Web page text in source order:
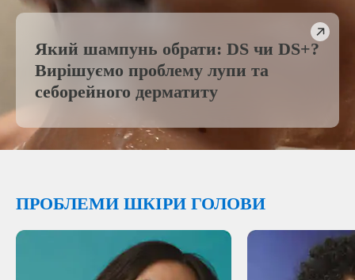
Який шампунь обрати: DS чи DS+?
Вирішуємо проблему лупи та
себорейного дерматиту
ПРОБЛЕМИ ШКІРИ ГОЛОВИ